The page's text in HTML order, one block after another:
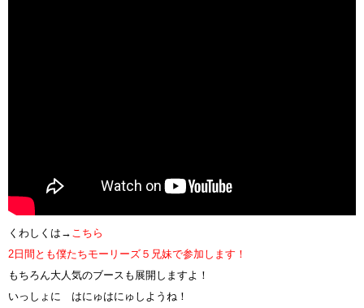
くわしくは→ こちら
2日間とも僕たちモーリーズ５兄妹で参加します！
もちろん大人気のブースも展開しますよ！
いっしょに はにゅはにゅしようね！